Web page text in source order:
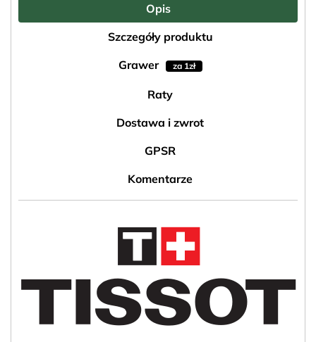
Opis
Szczegóły produktu
Grawer
za 1zł
Raty
Dostawa i zwrot
GPSR
Komentarze